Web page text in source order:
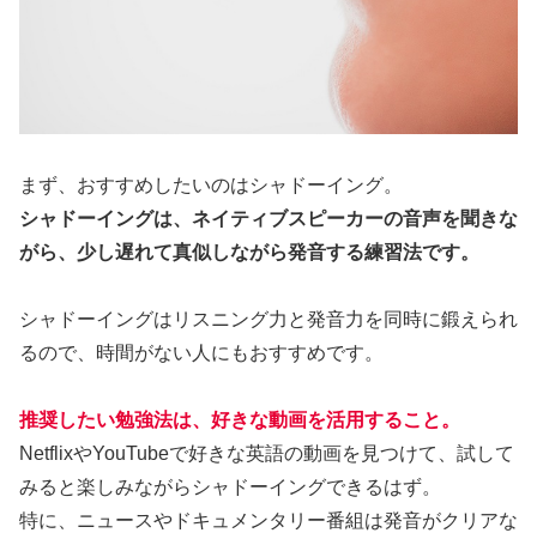
まず、おすすめしたいのはシャドーイング。
シャドーイングは、ネイティブスピーカーの音声を聞きな
がら、少し遅れて真似しながら発音する練習法です。
シャドーイングはリスニング力と発音力を同時に鍛えられ
るので、時間がない人にもおすすめです。
推奨したい勉強法は、好きな動画を活用すること。
NetflixやYouTubeで好きな英語の動画を見つけて、試して
みると楽しみながらシャドーイングできるはず。
特に、ニュースやドキュメンタリー番組は発音がクリアな